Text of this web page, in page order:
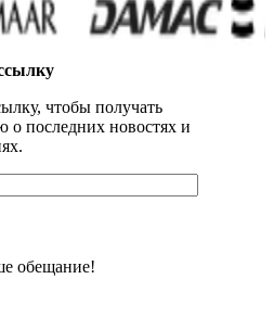
чтобы получать
последних новостях и
обещание!